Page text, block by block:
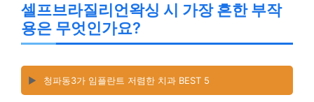
셀프브라질리언왁싱 시 가장 흔한 부작
용은 무엇인가요?
▶️ 청파동3가 임플란트 저렴한 치과 BEST 5